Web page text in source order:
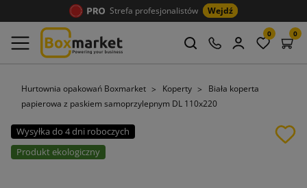
Strefa profesjonalistów Wejdź
0 0
Hurtownia opakowań Boxmarket Koperty
Biała koperta
papierowa z paskiem samoprzylepnym DL 110x220
Wysyłka do 4 dni roboczych
Produkt ekologiczny